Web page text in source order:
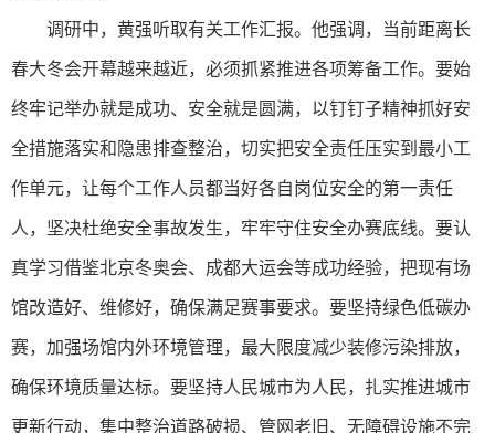
调研中，黄强听取有关工作汇报。他强调，当前距离长
春大冬会开幕越来越近，必须抓紧推进各项筹备工作。要始
终牢记举办就是成功、安全就是圆满，以钉钉子精神抓好安
全措施落实和隐患排查整治，切实把安全责任压实到最小工
作单元，让每个工作人员都当好各自岗位安全的第一责任
人，坚决杜绝安全事故发生，牢牢守住安全办赛底线。要认
真学习借鉴北京冬奥会、成都大运会等成功经验，把现有场
馆改造好、维修好，确保满足赛事要求。要坚持绿色低碳办
赛，加强场馆内外环境管理，最大限度减少装修污染排放，
确保环境质量达标。要坚持人民城市为人民，扎实推进城市
更新行动，集中整治道路破损、管网老旧、无障碍设施不完